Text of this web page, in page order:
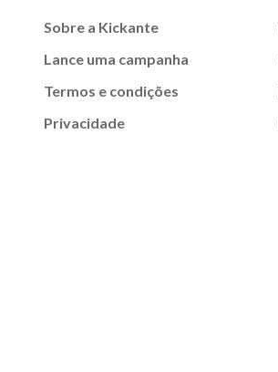
Sobre a Kickante
Lance uma campanha
Termos e condições
Privacidade